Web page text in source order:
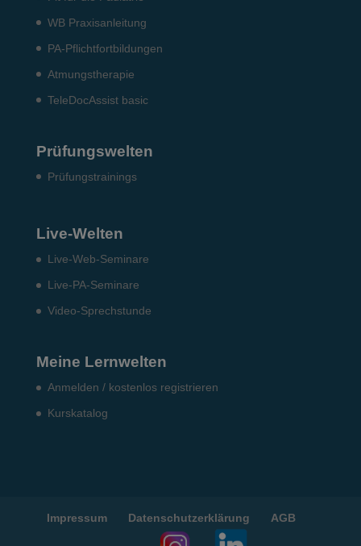
WB Praxisanleitung
PA-Pflichtfortbildungen
Atmungstherapie
TeleDocAssist basic
Prüfungswelten
Prü­fungs­trai­nings
Live-Welten
Live-Web-Seminare
Live-PA-Seminare
Video-Sprechstunde
Meine Lernwelten
Anmelden / kostenlos registrieren
Kurskatalog
Impressum Datenschutzerklärung AGB